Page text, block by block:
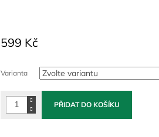
599 Kč
cena:
Varianta
PŘIDAT DO KOŠÍKU